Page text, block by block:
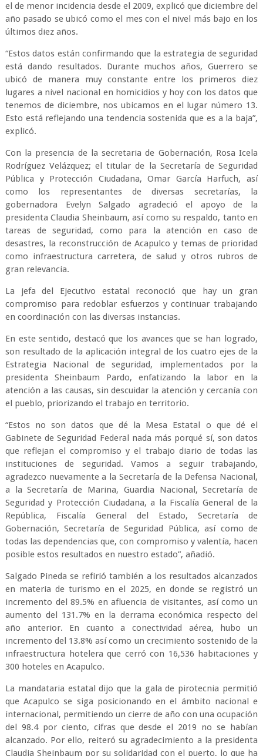
el de menor incidencia desde el 2009, explicó que diciembre del
año pasado se ubicó como el mes con el nivel más bajo en los
últimos diez años.
“Estos datos están confirmando que la estrategia de seguridad
está dando resultados. Durante muchos años, Guerrero se
ubicó de manera muy constante entre los primeros diez
lugares a nivel nacional en homicidios y hoy con los datos que
tenemos de diciembre, nos ubicamos en el lugar número 13.
Esto está reflejando una tendencia sostenida que es a la baja”,
explicó.
Con la presencia de la secretaria de Gobernación, Rosa Icela
Rodríguez Velázquez; el titular de la Secretaría de Seguridad
Pública y Protección Ciudadana, Omar García Harfuch, así
como los representantes de diversas secretarías, la
gobernadora Evelyn Salgado agradeció el apoyo de la
presidenta Claudia Sheinbaum, así como su respaldo, tanto en
tareas de seguridad, como para la atención en caso de
desastres, la reconstrucción de Acapulco y temas de prioridad
como infraestructura carretera, de salud y otros rubros de
gran relevancia.
La jefa del Ejecutivo estatal reconoció que hay un gran
compromiso para redoblar esfuerzos y continuar trabajando
en coordinación con las diversas instancias.
En este sentido, destacó que los avances que se han logrado,
son resultado de la aplicación integral de los cuatro ejes de la
Estrategia Nacional de seguridad, implementados por la
presidenta Sheinbaum Pardo, enfatizando la labor en la
atención a las causas, sin descuidar la atención y cercanía con
el pueblo, priorizando el trabajo en territorio.
“Estos no son datos que dé la Mesa Estatal o que dé el
Gabinete de Seguridad Federal nada más porqué sí, son datos
que reflejan el compromiso y el trabajo diario de todas las
instituciones de seguridad. Vamos a seguir trabajando,
agradezco nuevamente a la Secretaría de la Defensa Nacional,
a la Secretaría de Marina, Guardia Nacional, Secretaría de
Seguridad y Protección Ciudadana, a la Fiscalía General de la
República, Fiscalía General del Estado, Secretaría de
Gobernación, Secretaría de Seguridad Pública, así como de
todas las dependencias que, con compromiso y valentía, hacen
posible estos resultados en nuestro estado”, añadió.
Salgado Pineda se refirió también a los resultados alcanzados
en materia de turismo en el 2025, en donde se registró un
incremento del 89.5% en afluencia de visitantes, así como un
aumento del 131.7% en la derrama económica respecto del
año anterior. En cuanto a conectividad aérea, hubo un
incremento del 13.8% así como un crecimiento sostenido de la
infraestructura hotelera que cerró con 16,536 habitaciones y
300 hoteles en Acapulco.
La mandataria estatal dijo que la gala de pirotecnia permitió
que Acapulco se siga posicionando en el ámbito nacional e
internacional, permitiendo un cierre de año con una ocupación
del 98.4 por ciento, cifras que desde el 2019 no se habían
alcanzado. Por ello, reiteró su agradecimiento a la presidenta
Claudia Sheinbaum por su solidaridad con el puerto, lo que ha